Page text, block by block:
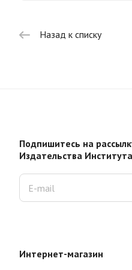
Назад к списку
Подпишитесь на
Издательства
Интернет-магазин